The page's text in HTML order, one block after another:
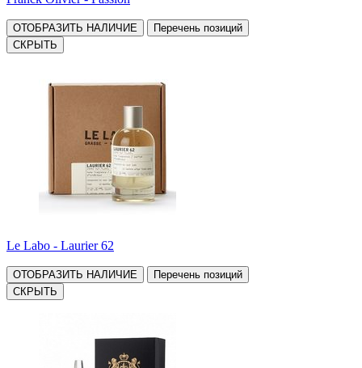
ОТОБРАЗИТЬ НАЛИЧИЕ
Перечень позиций
СКРЫТЬ
Le Labo - Laurier 62
ОТОБРАЗИТЬ НАЛИЧИЕ
Перечень позиций
СКРЫТЬ